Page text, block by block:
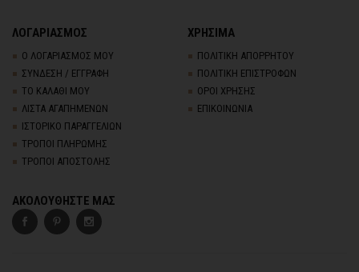
ΛΟΓΑΡΙΑΣΜΟΣ
Ο ΛΟΓΑΡΙΑΣΜΟΣ ΜΟΥ
ΣΥΝΔΕΣΗ / ΕΓΓΡΑΦΗ
ΤΟ ΚΑΛΑΘΙ ΜΟΥ
ΛΙΣΤΑ ΑΓΑΠΗΜΕΝΩΝ
ΙΣΤΟΡΙΚΟ ΠΑΡΑΓΓΕΛΙΩΝ
ΤΡΟΠΟΙ ΠΛΗΡΩΜΗΣ
ΤΡΟΠΟΙ ΑΠΟΣΤΟΛΗΣ
ΧΡΗΣΙΜΑ
ΠΟΛΙΤΙΚΗ ΑΠΟΡΡΗΤΟΥ
ΠΟΛΙΤΙΚΗ ΕΠΙΣΤΡΟΦΩΝ
ΟΡΟΙ ΧΡΗΣΗΣ
ΕΠΙΚΟΙΝΩΝΙΑ
ΑΚΟΛΟΥΘΗΣΤΕ ΜΑΣ